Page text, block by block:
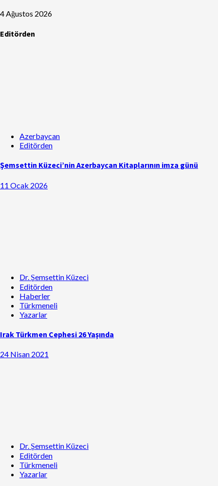
4 Ağustos 2026
Editörden
Azerbaycan
Editörden
Şemsettin Küzeci’nin Azerbaycan Kitaplarının imza günü
11 Ocak 2026
Dr. Şemsettin Küzeci
Editörden
Haberler
Türkmeneli
Yazarlar
Irak Türkmen Cephesi 26 Yaşında
24 Nisan 2021
Dr. Şemsettin Küzeci
Editörden
Türkmeneli
Yazarlar